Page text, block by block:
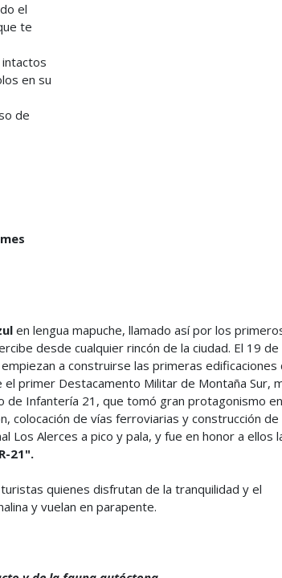
el
te
en su
de
en lengua mapuche, llamado así por los
desde cualquier rincón de la ciudad. El 19 de
a construirse las primeras edificaciones
primer Destacamento Militar de Montaña Sur,
Infantería 21, que tomó gran protagonismo
colocación de vías ferroviarias y construcción de
Los Alerces a pico y pala, y fue en honor a ellos
21".
quienes disfrutan de la tranquilidad y el
y vuelan en parapente.